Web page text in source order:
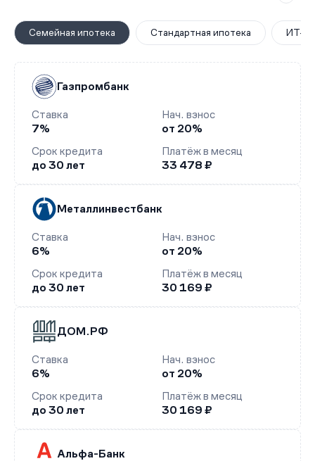
Семейная ипотека Стандартная ипотека ИТ-
Газпромбанк
Ставка
7%
Нач. взнос
от 20%
Срок кредита
до 30 лет
Платёж в месяц
33 478 ₽
Металлинвестбанк
Ставка
6%
Нач. взнос
от 20%
Срок кредита
до 30 лет
Платёж в месяц
30 169 ₽
ДОМ.РФ
Ставка
6%
Нач. взнос
от 20%
Срок кредита
до 30 лет
Платёж в месяц
30 169 ₽
Альфа-Банк